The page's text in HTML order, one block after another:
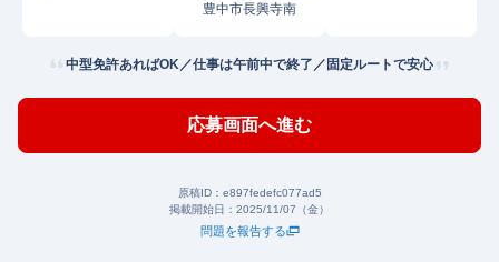
豊中市長興寺南
中型免許あればOK／仕事は午前中で終了／固定ルートで安心
応募画面へ進む
原稿ID： e897fedefc077ad5
掲載開始日： 2025/11/07（金）
問題を報告する